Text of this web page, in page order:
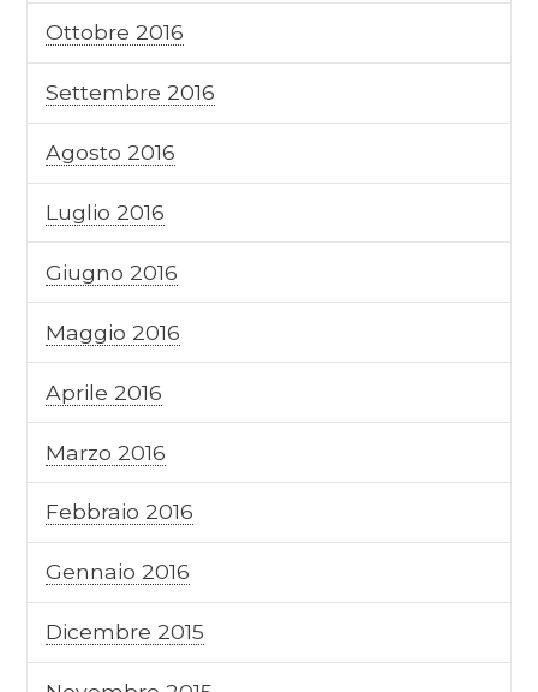
Ottobre 2016
Settembre 2016
Agosto 2016
Luglio 2016
Giugno 2016
Maggio 2016
Aprile 2016
Marzo 2016
Febbraio 2016
Gennaio 2016
Dicembre 2015